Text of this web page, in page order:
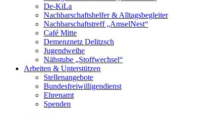
De-KiLa
Nachbarschaftshelfer & Alltagsbegleiter
Nachbarschaftstreff „AmselNest“
Café Mitte
Demenznetz Delitzsch
Jugendweihe
Nähstube „Stoffwechsel“
Arbeiten & Unterstützen
Stellenangebote
Bundesfreiwilligendienst
Ehrenamt
Spenden